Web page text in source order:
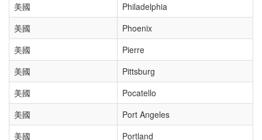
美國
Philadelphia
美國
Phoenix
美國
Pierre
美國
Pittsburg
美國
Pocatello
美國
Port Angeles
美國
Portland